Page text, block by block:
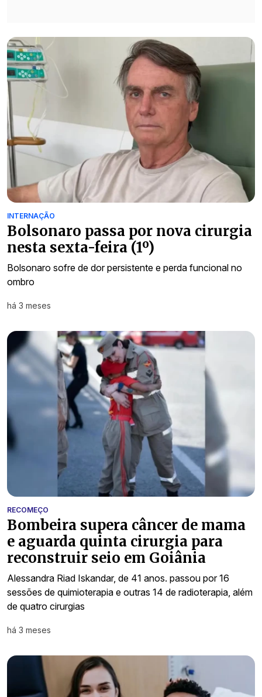
INTERNAÇÃO
Bolsonaro passa por nova cirurgia
nesta sexta-feira (1º)
Bolsonaro sofre de dor persistente e perda funcional no
ombro
há 3 meses
RECOMEÇO
Bombeira supera câncer de mama
e aguarda quinta cirurgia para
reconstruir seio em Goiânia
Alessandra Riad Iskandar, de 41 anos. passou por 16
sessões de quimioterapia e outras 14 de radioterapia, além
de quatro cirurgias
há 3 meses